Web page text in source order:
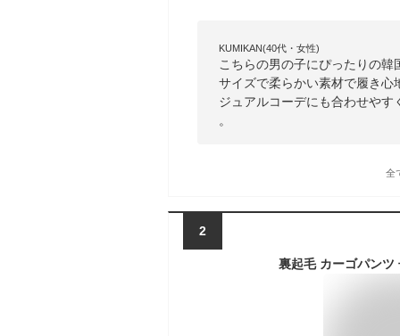
KUMIKAN(40代・女性)
こちらの男の子にぴったりの
サイズで柔らかい素材で履き
ジュアルコーデにも合わせや
。
全
2